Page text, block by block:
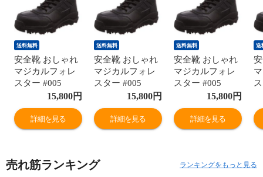
送料無料
安全靴 おしゃれ
マジカルフォレ
スター #005
MF005 09：ブラ
ック 作業靴 ワー
キングシューズ
安全シューズ セ
【送料無料】
15,800円
詳細を見る
送料無料
安全靴 おしゃれ
マジカルフォレ
スター #005
MF005 09：ブラ
ック 作業靴 ワー
キングシューズ
安全シューズ セ
【送料無料】
15,800円
詳細を見る
送料無料
安全靴 おしゃれ
マジカルフォレ
スター #005
MF005 09：ブラ
ック 作業靴 ワー
キングシューズ
安全シューズ セ
【送料無料】
15,800円
詳細を見る
送
売れ筋ランキング ランキングをもっと見る